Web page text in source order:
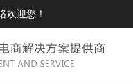
欢迎您！